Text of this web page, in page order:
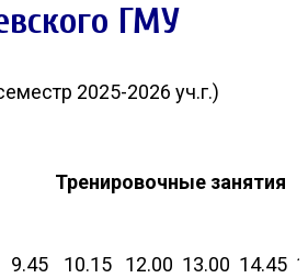
ГМУ
2025-2026 уч.г.)
Тренировочные занятия
9.45 10.15 12.00 13.00 14.45